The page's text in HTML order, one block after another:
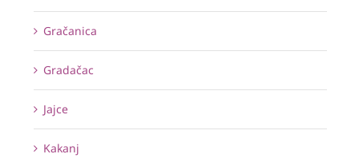
Gračanica
Gradačac
Jajce
Kakanj